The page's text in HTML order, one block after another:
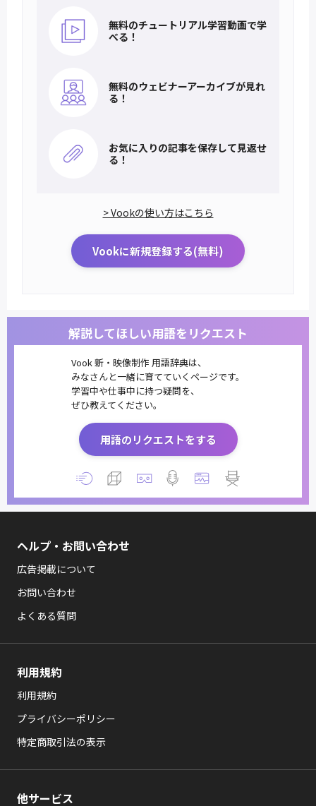
無料のチュートリアル学習動画で学
べる！
無料のウェビナーアーカイブが見れ
る！
お気に入りの記事を保存して見返せ
る！
> Vookの使い方はこちら
Vookに新規登録する(無料)
解説してほしい用語をリクエスト
Vook 新・映像制作 用語辞典は、
みなさんと一緒に育てていくページです。
学習中や仕事中に持つ疑問を、
ぜひ教えてください。
用語のリクエストをする
ヘルプ・お問い合わせ
広告掲載について
お問い合わせ
よくある質問
利用規約
利用規約
プライバシーポリシー
特定商取引法の表示
他サービス